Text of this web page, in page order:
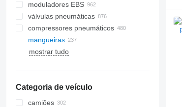
moduladores EBS
válvulas pneumáticas
compressores pneumáticos
mangueiras
mostrar tudo
Categoria de veículo
camiões